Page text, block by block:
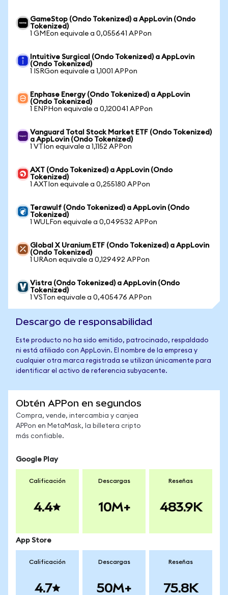
GameStop (Ondo Tokenized) a AppLovin (Ondo
Tokenized)
1 GMEon equivale a 0,055641 APPon
Intuitive Surgical (Ondo Tokenized) a AppLovin
(Ondo Tokenized)
1 ISRGon equivale a 1,1001 APPon
Enphase Energy (Ondo Tokenized) a AppLovin
(Ondo Tokenized)
1 ENPHon equivale a 0,120041 APPon
Vanguard Total Stock Market ETF (Ondo Tokenized)
a AppLovin (Ondo Tokenized)
1 VTIon equivale a 1,1152 APPon
AXT (Ondo Tokenized) a AppLovin (Ondo
Tokenized)
1 AXTIon equivale a 0,255180 APPon
Terawulf (Ondo Tokenized) a AppLovin (Ondo
Tokenized)
1 WULFon equivale a 0,049532 APPon
Global X Uranium ETF (Ondo Tokenized) a AppLovin
(Ondo Tokenized)
1 URAon equivale a 0,129492 APPon
Vistra (Ondo Tokenized) a AppLovin (Ondo
Tokenized)
1 VSTon equivale a 0,405476 APPon
Descargo de responsabilidad
Este producto no ha sido emitido, patrocinado, respaldado
ni está afiliado con AppLovin. El nombre de la empresa y
cualquier otra marca registrada se utilizan únicamente para
identificar el activo de referencia subyacente.
Obtén APPon en segundos
Compra, vende, intercambia y canjea
APPon en MetaMask, la billetera cripto
más confiable.
Google Play
Calificación
4.4
Descargas
10M+
Reseñas
483.9K
App Store
Calificación
4.7
Descargas
50M+
Reseñas
75.8K